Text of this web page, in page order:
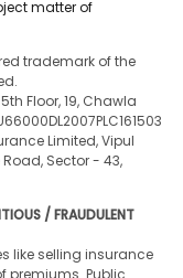
matter of
trademark of the
Floor, 19, Chawla
Limited, Vipul
Road, Sector - 43,
/ FRAUDULENT
like selling insurance
premiums. Public